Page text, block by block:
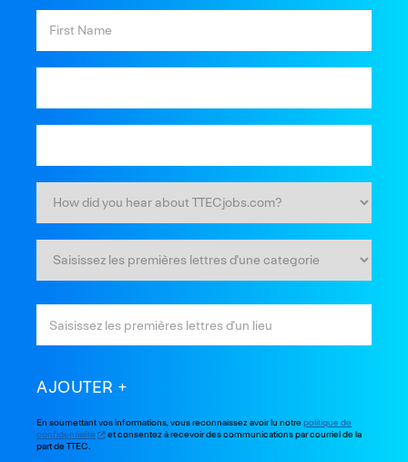
AJOUTER
En soumettant vos informations, vous reconnaissez avoir lu notrepolitique de
confidentialité
et consentez à recevoir des communications par courriel de la
part de TTEC.